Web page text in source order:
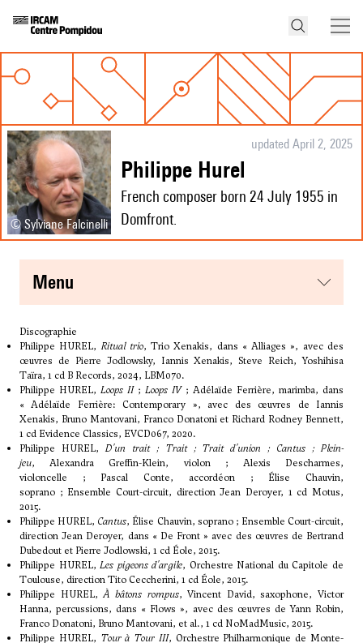
© Sylviane Falcinelli
updated April 2, 2025
Philippe Hurel
French composer born 24 July 1955 in
Domfront.
menu
Discographie
Philippe HUREL, Ritual trio, Trio Xenakis, dans « Alliages », avec des
œuvres de Pierre Jodlowsky, Iannis Xenakis, Steve Reich, Yoshihisa
Taïra, 1 cd B Records, 2024, LBM070.
Philippe HUREL, Loops II; Loops IV; Adélaïde Ferrière, marimba, dans
« Adélaïde Ferrière: Contemporary », avec des œuvres de Iannis
Xenakis, Bruno Mantovani, Franco Donatoni et Richard Rodney Bennett,
1 cd Evidence Classics, EVCD067, 2020.
Philippe HUREL, D'un trait ; Trait ; Trait d'union ; Cantus ; Plein-
jeu, Alexandra Greffin-Klein, violon ; Alexis Descharmes,
violoncelle ; Pascal Conte, accordéon ; Élise Chauvin,
soprano ; Ensemble Court-circuit, direction Jean Deroyer, 1 cd Motus,
2015.
Philippe HUREL, Cantus, Élise Chauvin, soprano ; Ensemble Court-circuit,
direction Jean Deroyer, dans « De Front » avec des œuvres de Bertrand
Dubedout et Pierre Jodlowski, 1 cd Éole, 2015.
Philippe HUREL,Les pigeons d'argile, Orchestre National du Capitole de
Toulouse, direction Tito Ceccherini, 1 cd Éole, 2015.
Philippe HUREL,À bâtons rompus, Vincent David, saxophone, Victor
Hanna, percussions, dans « Flows », avec des œuvres de Yann Robin,
Franco Donatoni, Bruno Mantovani, et al., 1 cd NoMadMusic, 2015.
Philippe HUREL, Tour à Tour III, Orchestre Philharmonique de Monte-